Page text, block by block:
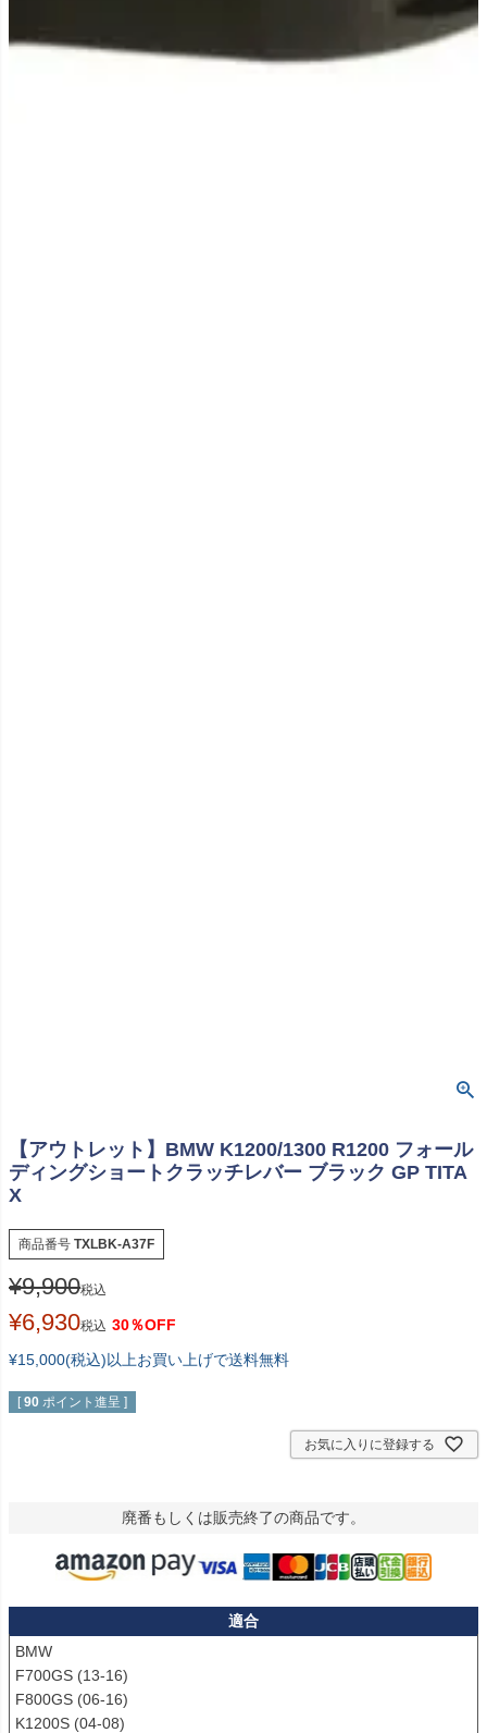
【アウトレット】BMW K1200/1300 R1200 フォール
ディングショートクラッチレバー ブラック GP TITA
X
商品番号 TXLBK-A37F
¥9,900税込
¥6,930税込 30％OFF
¥15,000(税込)以上お買い上げで送料無料
[ 90 ポイント進呈 ]
お気に入りに登録する
廃番もしくは販売終了の商品です。
適合
BMW
F700GS (13-16)
F800GS (06-16)
K1200S (04-08)